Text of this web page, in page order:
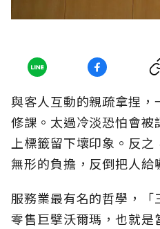
與客人互動的親疏拿捏
修課。太過冷淡恐怕會
上標籤留下壞印象。反
無形的負擔，反倒把人給
服務業最有名的哲學，
零售巨擘沃爾瑪，也就